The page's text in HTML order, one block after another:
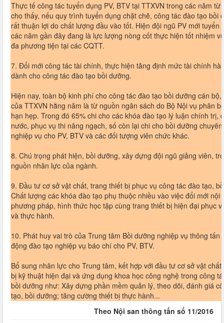
Thực tế công tác tuyển dụng PV, BTV tại TTXVN trong các năm từ
cho thấy, nếu quy trình tuyển dụng chặt chẽ, công tác đào tạo bồi
rất thuận lợi do chất lượng đầu vào tốt. Hiện đội ngũ PV mới tuyển
các năm gần đây đang là lực lượng nòng cốt thực hiện tốt nhiệm
đa phương tiện tại các CQTT.
7. Đổi mới công tác tài chính, thực hiện tăng định mức tài chính
dành cho công tác đào tạo bồi dưỡng.
Hiện nay, toàn bộ kinh phí cho công tác đào tạo bồi dưỡng cán bộ,
của TTXVN hằng năm là từ nguồn ngân sách do Bộ Nội vụ phân
hạn hẹp. Trong đó 65% chi cho các khóa đào tạo lý luận chính trị,
nước, phục vụ thi nâng ngạch, số còn lại chi cho bồi dưỡng
nghiệp vụ cho PV, BTV và các đối tượng viên chức khác.
8. Chú trọng phát hiện, bồi dưỡng, xây dựng đội ngũ giảng viên,
nguồn nhân lực của ngành.
9. Đầu tư cơ sở vật chất, trang thiết bị phục vụ công tác đào tạo,
Chất lượng các khóa đào tạo phụ thuộc nhiều vào việc đổi mới nội
phương pháp, hình thức học tập cùng trang thiết bị hiện đại phục
và thực hành.
10. Phát huy vai trò của Trung tâm Bồi dưỡng nghiệp vụ thông tấn
động đào tạo nghiệp vụ báo chí cho PV, BTV.
Bổ sung nhân lực cho Trung tâm, kết hợp với đầu tư cơ sở vật
bị kỹ thuật hiện đại và ứng dụng khoa học công nghệ trong công
bồi dưỡng như: Xây dựng phần mềm quản lý, theo dõi, đánh giá
tạo, bồi dưỡng; tăng cường thiết bị thực hành...
Theo Nội san thông tấn số 11/2016